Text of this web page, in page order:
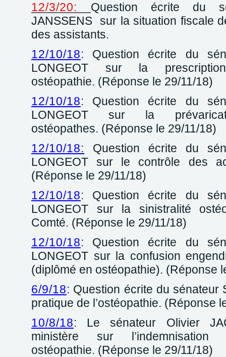
12/3/20:
Question écrite du
JANSSENS sur la situation fiscale
des assistants.
12/10/18: Question écrite du
LONGEOT sur la
ostéopathie. (Réponse le 29/11/18)
12/10/18: Question écrite du
LONGEOT sur la
ostéopathes. (Réponse le 29/11/18)
12/10/18: Question écrite du
LONGEOT sur le contrôle des
(Réponse le 29/11/18)
12/10/18: Question écrite du
LONGEOT sur la sinistralité
Comté. (Réponse le 29/11/18)
12/10/18: Question écrite du
LONGEOT sur la confusion
(diplômé en ostéopathie). (Réponse
6/9/18: Question écrite du sénateur
pratique de l’ostéopathie. (Réponse
10/8/18: Le sénateur Olivier
ministère sur
ostéopathie. (Réponse le 29/11/18)